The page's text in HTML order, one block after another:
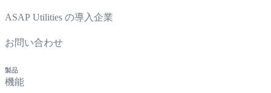
ASAP Utilities の導入企業
お問い合わせ
製品
機能